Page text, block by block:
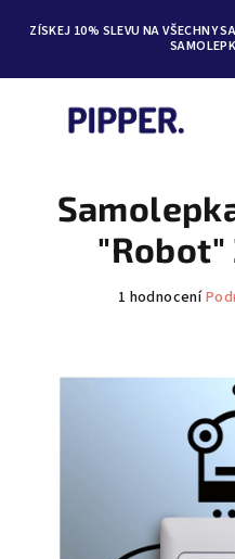
ZÍSKEJ 10% SLEVU NA VŠECHNY
"Robot"
Průměrné
5,0
hvězdiček.
1 hodnocení